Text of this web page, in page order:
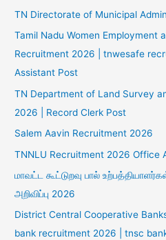
TN Directorate of Municipal
Tamil Nadu Women Employment
Recruitment 2026 | tnwesafe
Assistant Post
TN Department of Land Survey
2026 | Record Clerk Post
Salem Aavin Recruitment 2026
TNNLU Recruitment 2026 Office
மாவட்ட கூட்டுறவு பால்
அறிவிப்பு 2026
District Central Cooperative
bank recruitment 2026 | tnsc